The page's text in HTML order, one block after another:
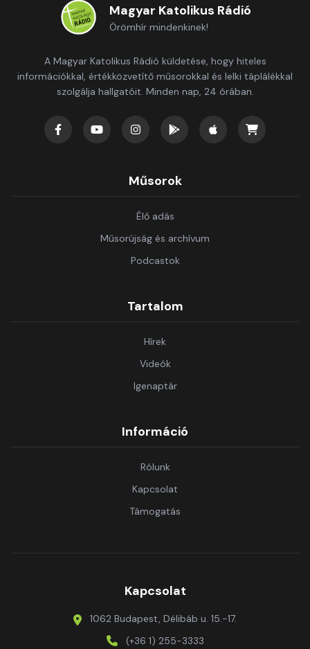
Magyar Katolikus Rádió
Örömhír mindenkinek!
A Magyar Katolikus Rádió küldetése, hogy hiteles
információkkal, értékközvetítő műsorokkal és lelki táplálékkal
szolgálja hallgatóit. Minden nap, 24 órában.
Műsorok
Élő adás
Műsorújság és archívum
Podcastok
Tartalom
Hírek
Videók
Igenaptár
Információ
Rólunk
Kapcsolat
Támogatás
Kapcsolat
1062 Budapest, Délibáb u. 15.-17.
(+36 1) 255-3333